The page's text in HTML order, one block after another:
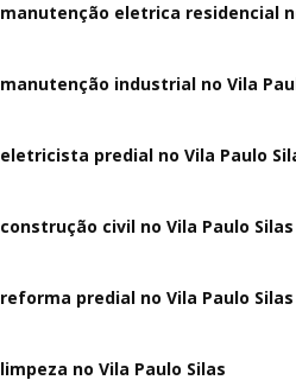
manutenção eletrica residencial
manutenção industrial no Vila
eletricista predial no Vila Paulo
construção civil no Vila Paulo Silas
reforma predial no Vila Paulo Silas
limpeza no Vila Paulo Silas